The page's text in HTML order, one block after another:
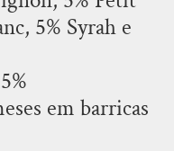
5% Syrah e
em barricas